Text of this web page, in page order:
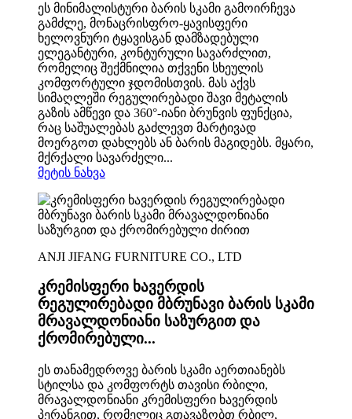
ეს მინიმალისტური ბარის სკამი გამოირჩევა
გამძლე, მონაცრისფრო-ყავისფერი
ხელოვნური ტყავისგან დამზადებული
ელეგანტური, კონტურული სავარძლით,
რომელიც შექმნილია თქვენი სხეულის
კომფორტული ჯდომისთვის. მას აქვს
სიმაღლეში რეგულირებადი შავი მეტალის
გაზის ამწევი და 360°-იანი ბრუნვის ფუნქცია,
რაც საშუალებას გაძლევთ მარტივად
მოერგოთ დახლებს ან ბარის მაგიდებს. მყარი,
მქრქალი სავარძელი...
მეტის ნახვა
ANJI JIFANG FURNITURE CO., LTD
კრემისფერი ხავერდის
რეგულირებადი მბრუნავი ბარის სკამი
მრავალდონიანი საზურგით და
ქრომირებული...
ეს თანამედროვე ბარის სკამი აერთიანებს
სტილსა და კომფორტს თავისი რბილი,
მრავალდონიანი კრემისფერი ხავერდის
პერანგით, რომელიც გთავაზობთ რბილ,